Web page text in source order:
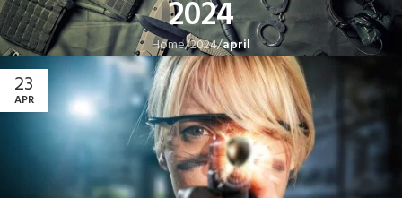
2024
Home/2024/april
23
APR